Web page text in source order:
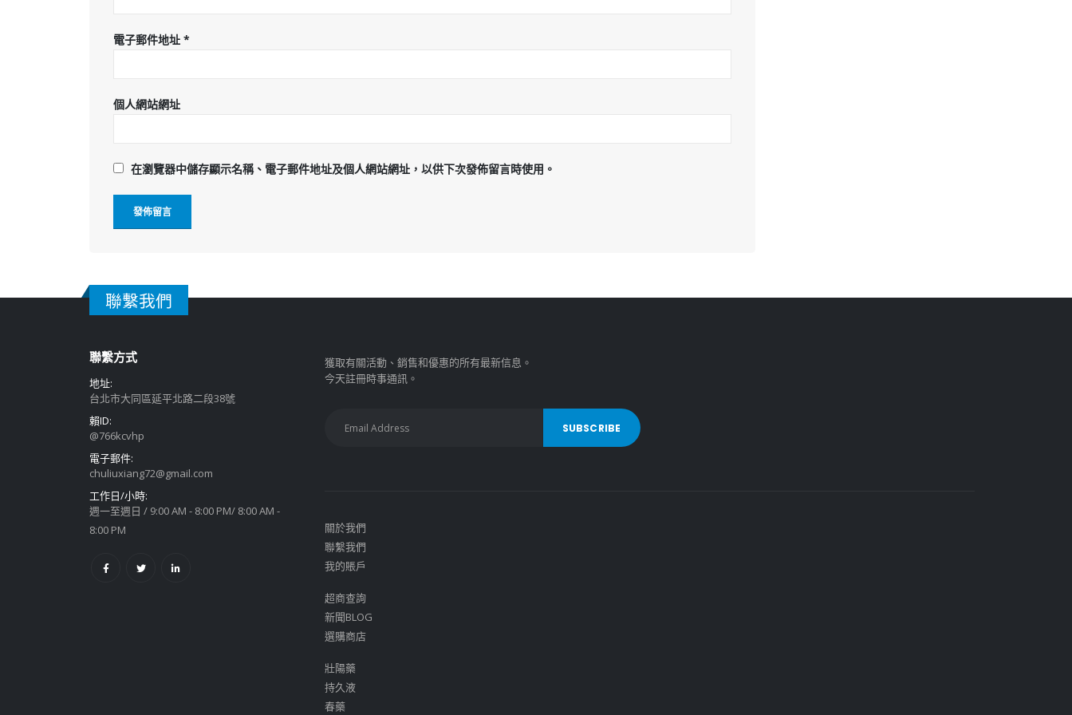
電子郵件地址 *
個人網站網址
在瀏覽器中儲存顯示名稱、電子郵件地址及個人網站網址，以供下次發佈留言時使用。
聯繫我們
聯繫方式
地址:
台北市大同區延平北路二段38號
賴ID:
@766kcvhp
電子郵件:
chuliuxiang72@gmail.com
工作日/小時:
週一至週日 / 9:00 AM - 8:00 PM/ 8:00 AM -
8:00 PM
獲取有關活動、銷售和優惠的所有最新信息。
今天註冊時事通訊。
關於我們
聯繫我們
我的賬戶
超商查詢
新聞BLOG
選購商店
壯陽藥
持久液
春藥